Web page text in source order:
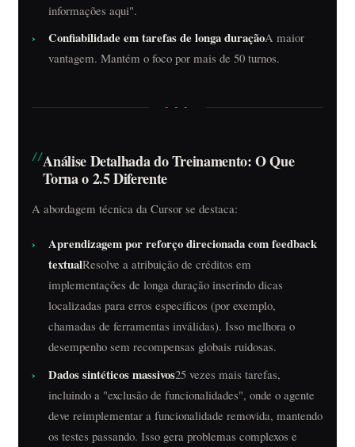
informações aqui".
Confiabilidade em tarefas de longa duraçãoA maior
vantagem. Mantém o foco por mais de 50 turnos.
Análise Detalhada do Treinamento: O Que
Torna o 2.5 Diferente
A abordagem técnica da Cursor se destaca:
Aprendizagem por reforço direcionada com feedback
textualResolve a atribuição de créditos em
implementações de longa duração inserindo dicas
localizadas para erros específicos (por exemplo,
chamadas de ferramentas inválidas). Isso melhora o
desempenho sem recompensas globais ruidosas.
Dados sintéticos massivos25 vezes mais tarefas,
incluindo a "exclusão de funcionalidades", onde o agente
deve reimplementar a funcionalidade removida, mantendo
os testes passando. Isso gera problemas complexos e